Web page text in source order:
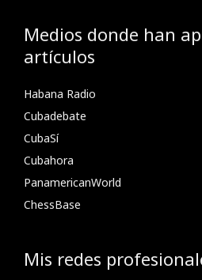
Medios donde han
artículos
Habana Radio
Cubadebate
CubaSí
Cubahora
PanamericanWorld
ChessBase
Mis redes